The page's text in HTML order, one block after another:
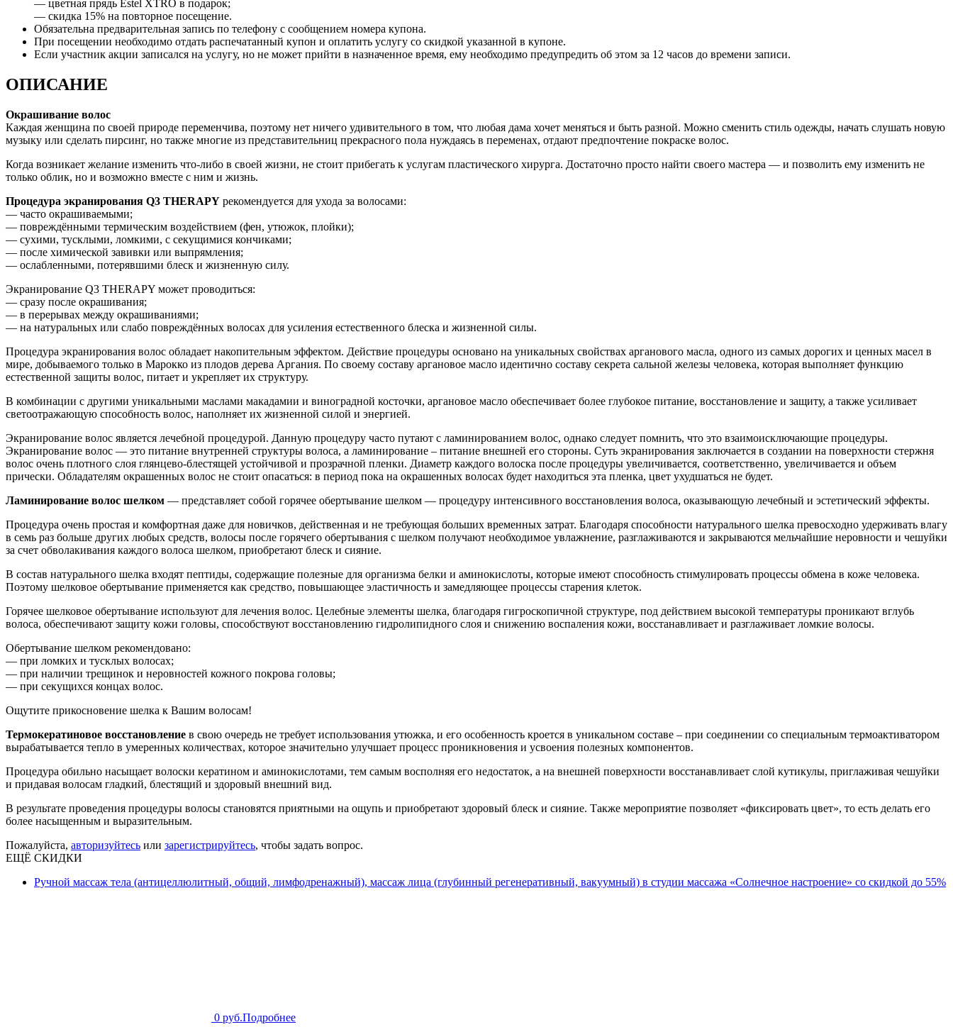
— цветная прядь Estel XTRO в подарок;
— скидка 15% на повторное посещение.
Обязательна предварительная запись по телефону с сообщением номера купона.
При посещении необходимо отдать распечатанный купон и оплатить услугу со скидкой указанной в купоне.
Если участник акции записался на услугу, но не может прийти в назначенное время, ему необходимо предупредить об этом за 12 часов до времени записи.
ОПИСАНИЕ
Окрашивание волос
Каждая женщина по своей природе переменчива, поэтому нет ничего удивительного в том, что любая дама хочет меняться и быть разной. Можно сменить стиль одежды, начать слушать новую
музыку или сделать пирсинг, но также многие из представительниц прекрасного пола нуждаясь в переменах, отдают предпочтение покраске волос.
Когда возникает желание изменить что-либо в своей жизни, не стоит прибегать к услугам пластического хирурга. Достаточно просто найти своего мастера — и позволить ему изменить не
только облик, но и возможно вместе с ним и жизнь.
Процедура экранирования Q3 THERAPY рекомендуется для ухода за волосами:
— часто окрашиваемыми;
— повреждёнными термическим воздействием (фен, утюжок, плойки);
— сухими, тусклыми, ломкими, с секущимися кончиками;
— после химической завивки или выпрямления;
— ослабленными, потерявшими блеск и жизненную силу.
Экранирование Q3 THERAPY может проводиться:
— сразу после окрашивания;
— в перерывах между окрашиваниями;
— на натуральных или слабо повреждённых волосах для усиления естественного блеска и жизненной силы.
Процедура экранирования волос обладает накопительным эффектом. Действие процедуры основано на уникальных свойствах арганового масла, одного из самых дорогих и ценных масел в
мире, добываемого только в Марокко из плодов дерева Аргания. По своему составу аргановое масло идентично составу секрета сальной железы человека, которая выполняет функцию
естественной защиты волос, питает и укрепляет их структуру.
В комбинации с другими уникальными маслами макадамии и виноградной косточки, аргановое масло обеспечивает более глубокое питание, восстановление и защиту, а также усиливает
светоотражающую способность волос, наполняет их жизненной силой и энергией.
Экранирование волос является лечебной процедурой. Данную процедуру часто путают с ламинированием волос, однако следует помнить, что это взаимоисключающие процедуры.
Экранирование волос — это питание внутренней структуры волоса, а ламинирование – питание внешней его стороны. Суть экранирования заключается в создании на поверхности стержня
волос очень плотного слоя глянцево-блестящей устойчивой и прозрачной пленки. Диаметр каждого волоска после процедуры увеличивается, соответственно, увеличивается и объем
прически. Обладателям окрашенных волос не стоит опасаться: в период пока на окрашенных волосах будет находиться эта пленка, цвет ухудшаться не будет.
Ламинирование волос шелком — представляет собой горячее обертывание шелком — процедуру интенсивного восстановления волоса, оказывающую лечебный и эстетический эффекты.
Процедура очень простая и комфортная даже для новичков, действенная и не требующая больших временных затрат. Благодаря способности натурального шелка превосходно удерживать влагу
в семь раз больше других любых средств, волосы после горячего обертывания с шелком получают необходимое увлажнение, разглаживаются и закрываются мельчайшие неровности и чешуйки
за счет обволакивания каждого волоса шелком, приобретают блеск и сияние.
В состав натурального шелка входят пептиды, содержащие полезные для организма белки и аминокислоты, которые имеют способность стимулировать процессы обмена в коже человека.
Поэтому шелковое обертывание применяется как средство, повышающее эластичность и замедляющее процессы старения клеток.
Горячее шелковое обертывание используют для лечения волос. Целебные элементы шелка, благодаря гигроскопичной структуре, под действием высокой температуры проникают вглубь
волоса, обеспечивают защиту кожи головы, способствуют восстановлению гидролипидного слоя и снижению воспаления кожи, восстанавливает и разглаживает ломкие волосы.
Обертывание шелком рекомендовано:
— при ломких и тусклых волосах;
— при наличии трещинок и неровностей кожного покрова головы;
— при секущихся концах волос.
Ощутите прикосновение шелка к Вашим волосам!
Термокератиновое восстановление в свою очередь не требует использования утюжка, и его особенность кроется в уникальном составе – при соединении со специальным термоактиватором
вырабатывается тепло в умеренных количествах, которое значительно улучшает процесс проникновения и усвоения полезных компонентов.
Процедура обильно насыщает волоски кератином и аминокислотами, тем самым восполняя его недостаток, а на внешней поверхности восстанавливает слой кутикулы, приглаживая чешуйки
и придавая волосам гладкий, блестящий и здоровый внешний вид.
В результате проведения процедуры волосы становятся приятными на ощупь и приобретают здоровый блеск и сияние. Также мероприятие позволяет «фиксировать цвет», то есть делать его
более насыщенным и выразительным.
Пожалуйста, авторизуйтесь или зарегистрируйтесь, чтобы задать вопрос.
ЕЩЁ СКИДКИ
Ручной массаж тела (антицеллюлитный, общий, лимфодренажный), массаж лица (глубинный регенеративный, вакуумный) в студии массажа «Солнечное настроение» со скидкой до 55%
0 руб.Подробнее